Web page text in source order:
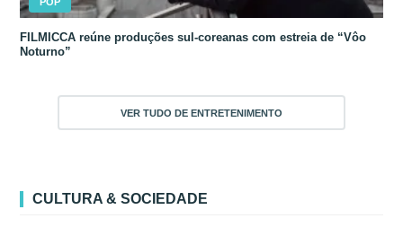
FILMICCA reúne produções sul-coreanas com estreia de “Vôo
Noturno”
VER TUDO DE ENTRETENIMENTO
CULTURA & SOCIEDADE